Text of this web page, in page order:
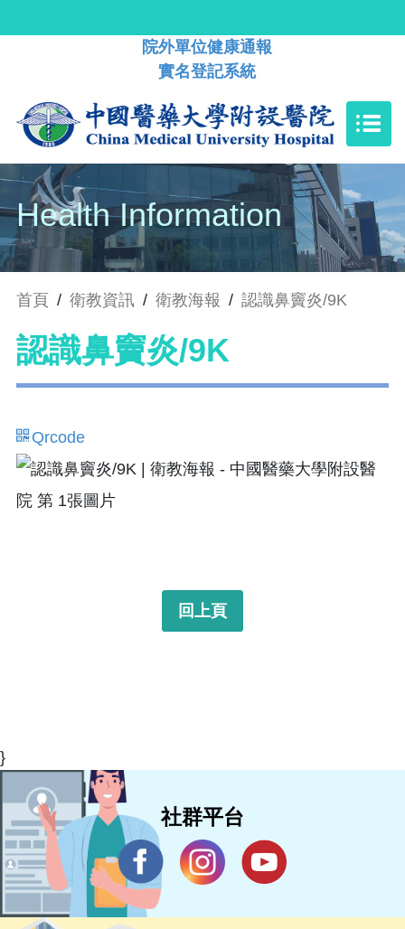
院外單位健康通報
實名登記系統
Health Information
首頁 / 衛教資訊 / 衛教海報 / 認識鼻竇炎/9K
認識鼻竇炎/9K
Qrcode
回上頁
}
社群平台